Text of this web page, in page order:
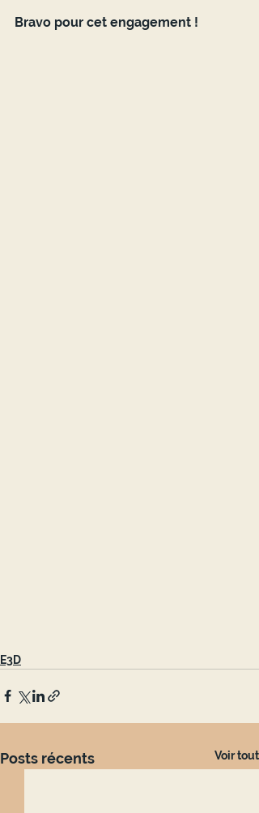
Bravo pour cet engagement !
E3D
Posts récents Voir tout